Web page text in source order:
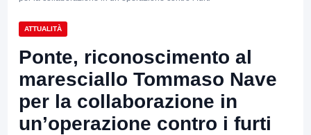
ATTUALITÀ
Ponte, riconoscimento al
maresciallo Tommaso Nave
per la collaborazione in
un’operazione contro i furti